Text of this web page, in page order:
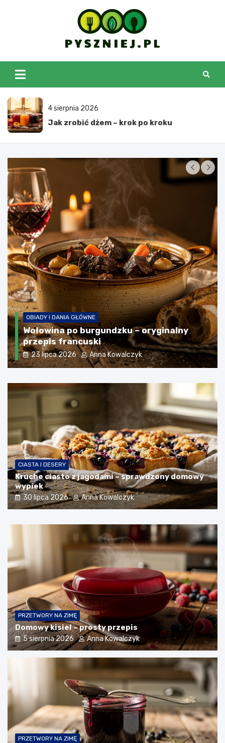
pyszniej.pl
3 sierpnia 2026
Jak zrobić podpiwek – domowy przepis
krok po kroku
OBIADY I DANIA GŁÓWNE
Naleśniki z mąki pełnoziarnistej – zdrowy
przepis na co dzień
3 sierpnia 2026 Anna Kowalczyk
CIASTA I DESERY
Kruche ciasto z jagodami – sprawdzony domowy
wypiek
30 lipca 2026 Anna Kowalczyk
PRZETWORY NA ZIMĘ
Domowy kisiel – prosty przepis
5 sierpnia 2026 Anna Kowalczyk
PRZETWORY NA ZIMĘ